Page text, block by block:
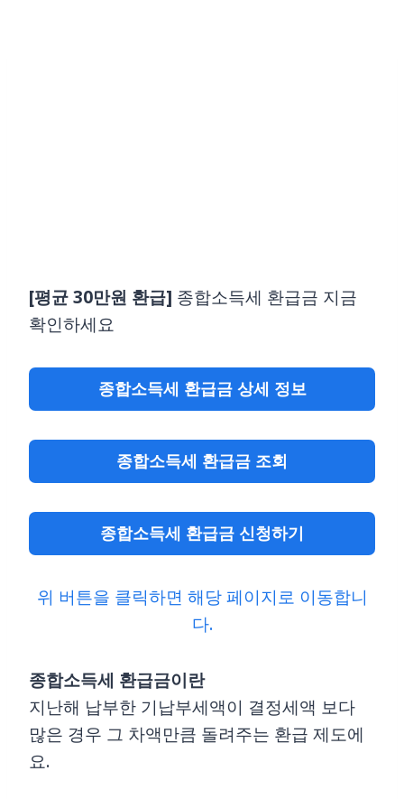
[평균 30만원 환급]종합소득세 환급금 지금
확인하세요
종합소득세 환급금 상세 정보
종합소득세 환급금 조회
종합소득세 환급금 신청하기
위 버튼을 클릭하면 해당 페이지로 이동합니
다.
종합소득세 환급금이란
지난해 납부한 기납부세액이 결정세액 보다
많은 경우 그 차액만큼 돌려주는 환급 제도에
요.